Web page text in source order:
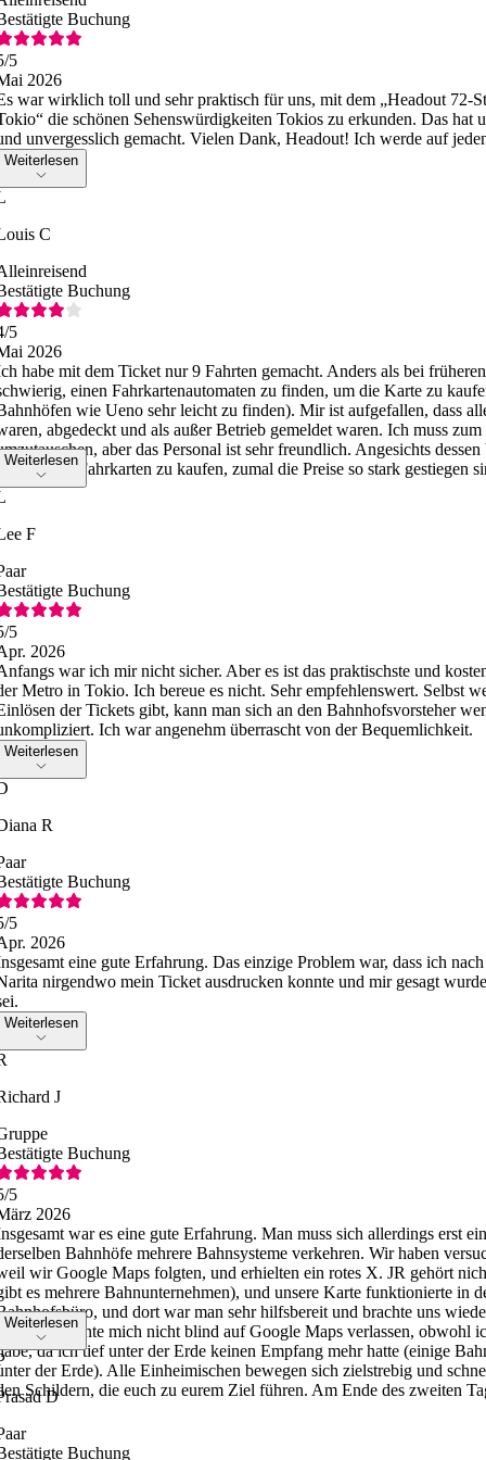
Buchung
/5
2026
war wirklich toll und sehr praktisch für uns, mit dem „Headout 72-
die schönen Sehenswürdigkeiten Tokios zu erkunden. Das hat
unvergesslich gemacht. Vielen Dank, Headout! Ich werde auf
Weiterlesen
C
Buchung
/5
2026
habe mit dem Ticket nur 9 Fahrten gemacht. Anders als bei
einen Fahrkartenautomaten zu finden, um die Karte zu
wie Ueno sehr leicht zu finden). Mir ist aufgefallen, dass
abgedeckt und als außer Betrieb gemeldet waren. Ich muss
aber das Personal ist sehr freundlich. Angesichts
diese Fahrkarten zu kaufen, zumal die Preise so stark gestiegen
Weiterlesen
F
Buchung
/5
2026
war ich mir nicht sicher. Aber es ist das praktischste und
Metro in Tokio. Ich bereue es nicht. Sehr empfehlenswert. Selbst
der Tickets gibt, kann man sich an den Bahnhofsvorsteher
Ich war angenehm überrascht von der Bequemlichkeit.
Weiterlesen
R
Buchung
/5
2026
eine gute Erfahrung. Das einzige Problem war, dass ich
nirgendwo mein Ticket ausdrucken konnte und mir gesagt
Weiterlesen
J
Buchung
/5
2026
war es eine gute Erfahrung. Man muss sich allerdings erst
Bahnhöfe mehrere Bahnsysteme verkehren. Wir haben
wir Google Maps folgten, und erhielten ein rotes X. JR gehört
es mehrere Bahnunternehmen), und unsere Karte funktionierte in
und dort war man sehr hilfsbereit und brachte uns
Ich konnte mich nicht blind auf Google Maps verlassen, obwohl
da ich tief unter der Erde keinen Empfang mehr hatte (einige
der Erde). Alle Einheimischen bewegen sich zielstrebig und
Schildern, die euch zu eurem Ziel führen. Am Ende des zweiten
Weiterlesen
D
Buchung